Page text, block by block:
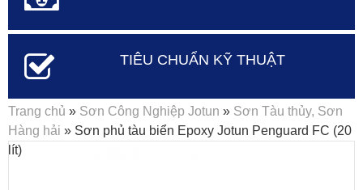
TIÊU CHUẨN KỸ THUẬT
Bạn đang ở đây
Trang chủ » Sơn Công Nghiệp Jotun » Sơn Tàu thủy, Sơn
Hàng hải » Sơn phủ tàu biển Epoxy Jotun Penguard FC (20
lít)